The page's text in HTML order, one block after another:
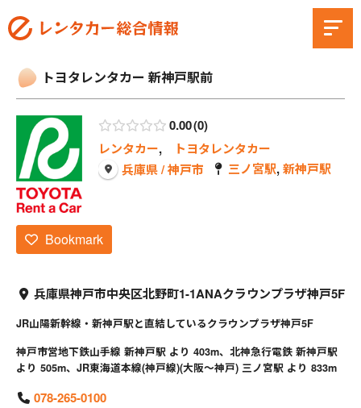
トヨタレンタカー 新神戸駅前
0.00 0
レンタカー,
トヨタレンタカー
兵庫県 / 神戸市
三ノ宮駅,新神戸駅
Bookmark
兵庫県神戸市中央区北野町1-1ANAクラウンプラザ神戸5F
JR山陽新幹線・新神戸駅と直結しているクラウンプラザ神戸5F
神戸市営地下鉄山手線 新神戸駅 より 403m、北神急行電鉄 新神戸駅
より 505m、JR東海道本線(神戸線)(大阪～神戸) 三ノ宮駅 より 833m
078-265-0100